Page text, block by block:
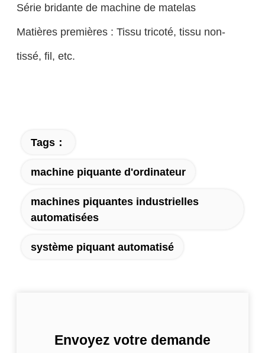
Série bridante de machine de matelas
Matières premières : Tissu tricoté, tissu non-
tissé, fil, etc.
Tags：
machine piquante d'ordinateur
machines piquantes industrielles
automatisées
système piquant automatisé
Envoyez votre demande